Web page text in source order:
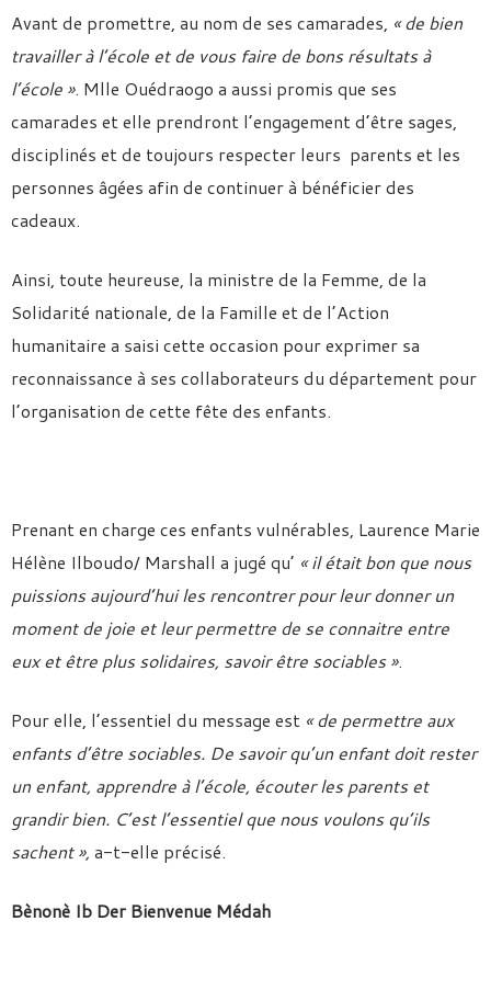
Avant de promettre, au nom de ses camarades, « de bien
travailler à l’école et de vous faire de bons résultats à
l’école ». Mlle Ouédraogo a aussi promis que ses
camarades et elle prendront l’engagement d’être sages,
disciplinés et de toujours respecter leurs parents et les
personnes âgées afin de continuer à bénéficier des
cadeaux.
Ainsi, toute heureuse, la ministre de la Femme, de la
Solidarité nationale, de la Famille et de l’Action
humanitaire a saisi cette occasion pour exprimer sa
reconnaissance à ses collaborateurs du département pour
l’organisation de cette fête des enfants.
Prenant en charge ces enfants vulnérables, Laurence Marie
Hélène Ilboudo/ Marshall a jugé qu’ « il était bon que nous
puissions aujourd’hui les rencontrer pour leur donner un
moment de joie et leur permettre de se connaitre entre
eux et être plus solidaires, savoir être sociables ».
Pour elle, l’essentiel du message est « de permettre aux
enfants d’être sociables. De savoir qu’un enfant doit rester
un enfant, apprendre à l’école, écouter les parents et
grandir bien. C’est l’essentiel que nous voulons qu’ils
sachent », a-t-elle précisé.
Bènonè Ib Der Bienvenue Médah